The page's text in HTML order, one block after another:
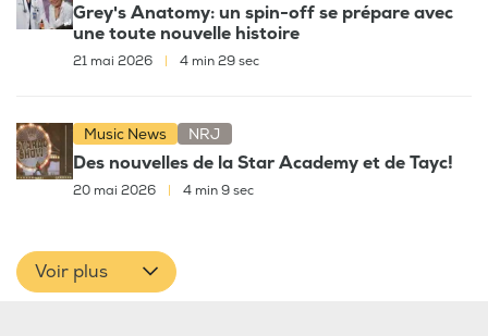
Grey's Anatomy: un spin-off se prépare avec
une toute nouvelle histoire
21 mai 2026 4 min 29 sec
Music News NRJ
Des nouvelles de la Star Academy et de Tayc!
20 mai 2026 | 4 min 9 sec
Voir plus